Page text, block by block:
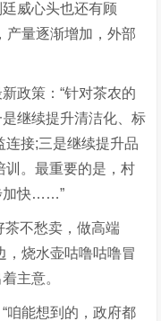
威心头也还有顾
产量逐渐增加，外部
政策：“针对茶农的
继续提升清洁化、标
连接;三是继续提升品
训。最重要的是，村
加快……”
茶不愁卖，做高端
烧水壶咕噜咕噜冒
主意。
咱能想到的，政府都